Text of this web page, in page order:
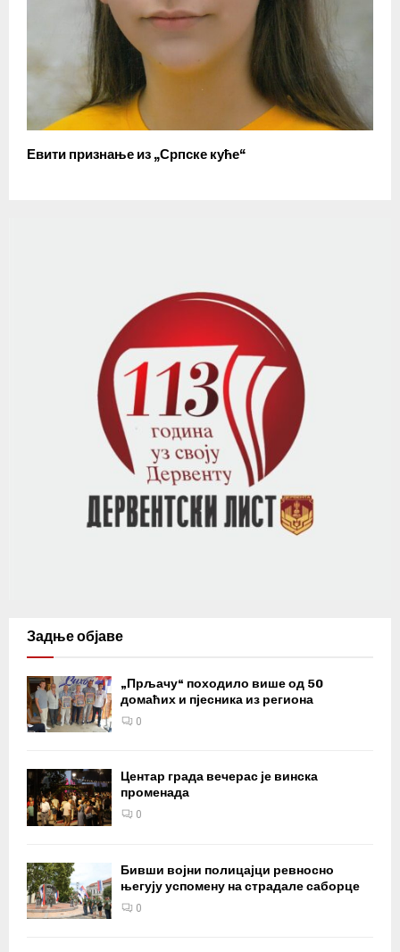
Евити признање из „Српске куће“
Задње објаве
„Прљачу“ походило више од 50
домаћих и пјесника из региона
0
Центар града вечерас је винска
променада
0
Бивши војни полицајци ревносно
његују успомену на страдале саборце
0